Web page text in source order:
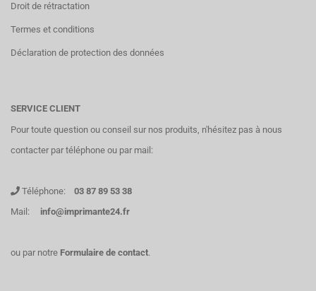
Droit de rétractation
Termes et conditions
Déclaration de protection des données
SERVICE CLIENT
Pour toute question ou conseil sur nos produits, n'hésitez pas à nous
contacter par téléphone ou par mail:
Téléphone: 03 87 89 53 38
Mail:
info@imprimante24.fr
ou par notre Formulaire de contact.